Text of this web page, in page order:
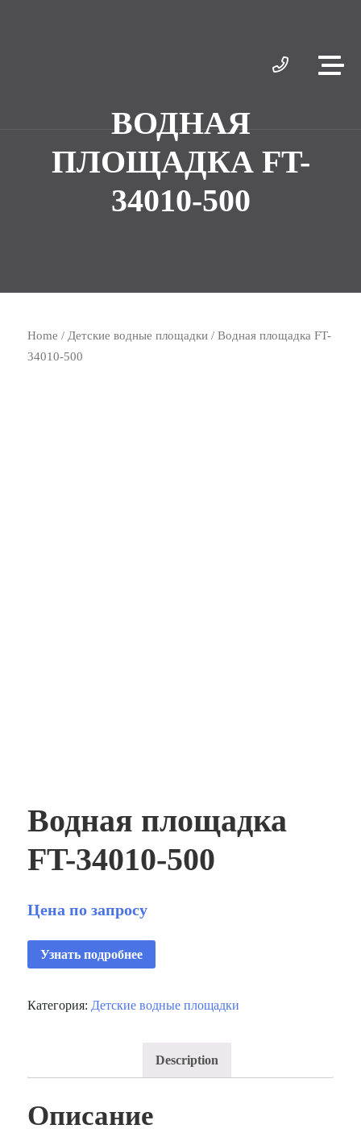
ВОДНАЯ
ПЛОЩАДКА FT-
34010-500
Home / Детские водные площадки / Водная площадка FT-
34010-500
Водная площадка
FT-34010-500
Цена по запросу
Узнать подробнее
Категория:Детские водные площадки
Description
Описание